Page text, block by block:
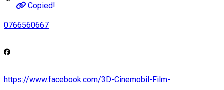
Copied!
0766560667
https://www.facebook.com/3D-Cinemobil-Film-